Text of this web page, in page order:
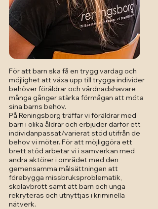
För att barn ska få en trygg vardag och
möjlighet att växa upp till trygga individer
behöver föräldrar och vårdnadshavare
många gånger stärka förmågan att möta
sina barns behov.
På Reningsborg träffar vi föräldrar med
barn i olika åldrar och erbjuder därför ett
individanpassat/varierat stöd utifrån de
behov vi möter. För att möjliggöra ett
brett stöd arbetar vi i samverkan med
andra aktörer i området med den
gemensamma målsättningen att
förebygga missbruksproblematik,
skolavbrott samt att barn och unga
rekryteras och utnyttjas i kriminella
nätverk.